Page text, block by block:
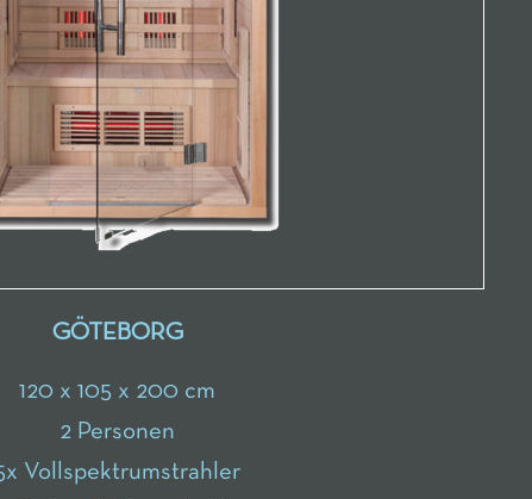
GÖTEBORG
120 x 105 x 200 cm
2 Personen
Vollspektrumstrahler